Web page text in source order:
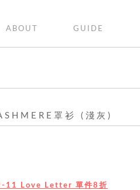
ABOUT GUIDE
罩衫 (淺灰)
11 Love Letter 單件8折